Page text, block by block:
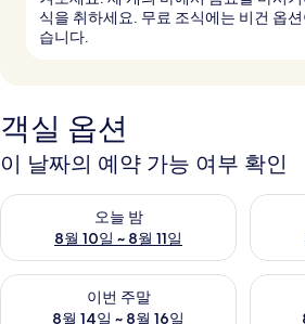
식을 취하세요. 무료 조식에는 비건 옵
습니다.
객실 옵션
이 날짜의 예약 가능 여부 확인
오늘 밤
8월 10일 ~ 8월 11일
오늘 밤 예약 가능 여부 확인, 8월 10일 ~ 8
내일
이번 주말
8월 14일 ~ 8월 16일
이번 주말 예약 가능 여부 확인, 8월 14일
다음